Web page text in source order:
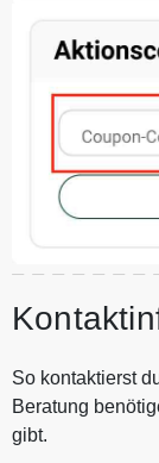
So kontaktierst
Beratung
gibt.